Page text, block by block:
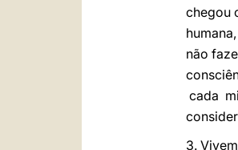
chegou
não
cada
3.